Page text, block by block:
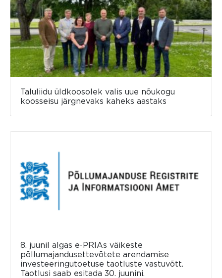
Taluliidu üldkoosolek valis uue nõukogu
koosseisu järgnevaks kaheks aastaks
8. juunil algas e-PRIAs väikeste
põllumajandusettevõtete arendamise
investeeringutoetuse taotluste vastuvõtt.
Taotlusi saab esitada 30. juunini.